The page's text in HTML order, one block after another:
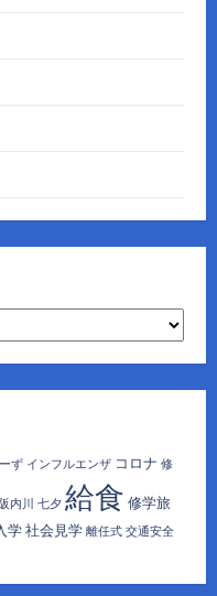
ず インフルエンザ コロナ 修
内川 七夕 給食 修学旅
学 社会見学 離任式 交通安全